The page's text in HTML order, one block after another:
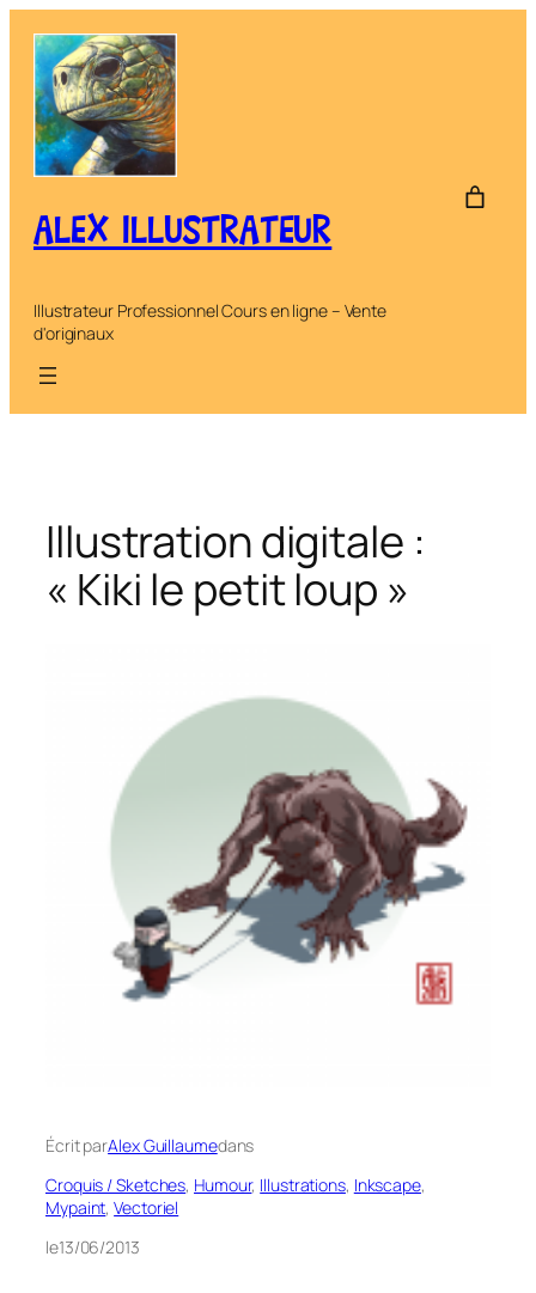
contenu
ALEX ILLUSTRATEUR
Illustrateur Professionnel Cours en ligne – Vente
d'originaux
Illustration digitale :
« Kiki le petit loup »
Écrit parAlex Guillaumedans
Croquis / Sketches, Humour, Illustrations, Inkscape
Mypaint, Vectoriel
le13/06/2013